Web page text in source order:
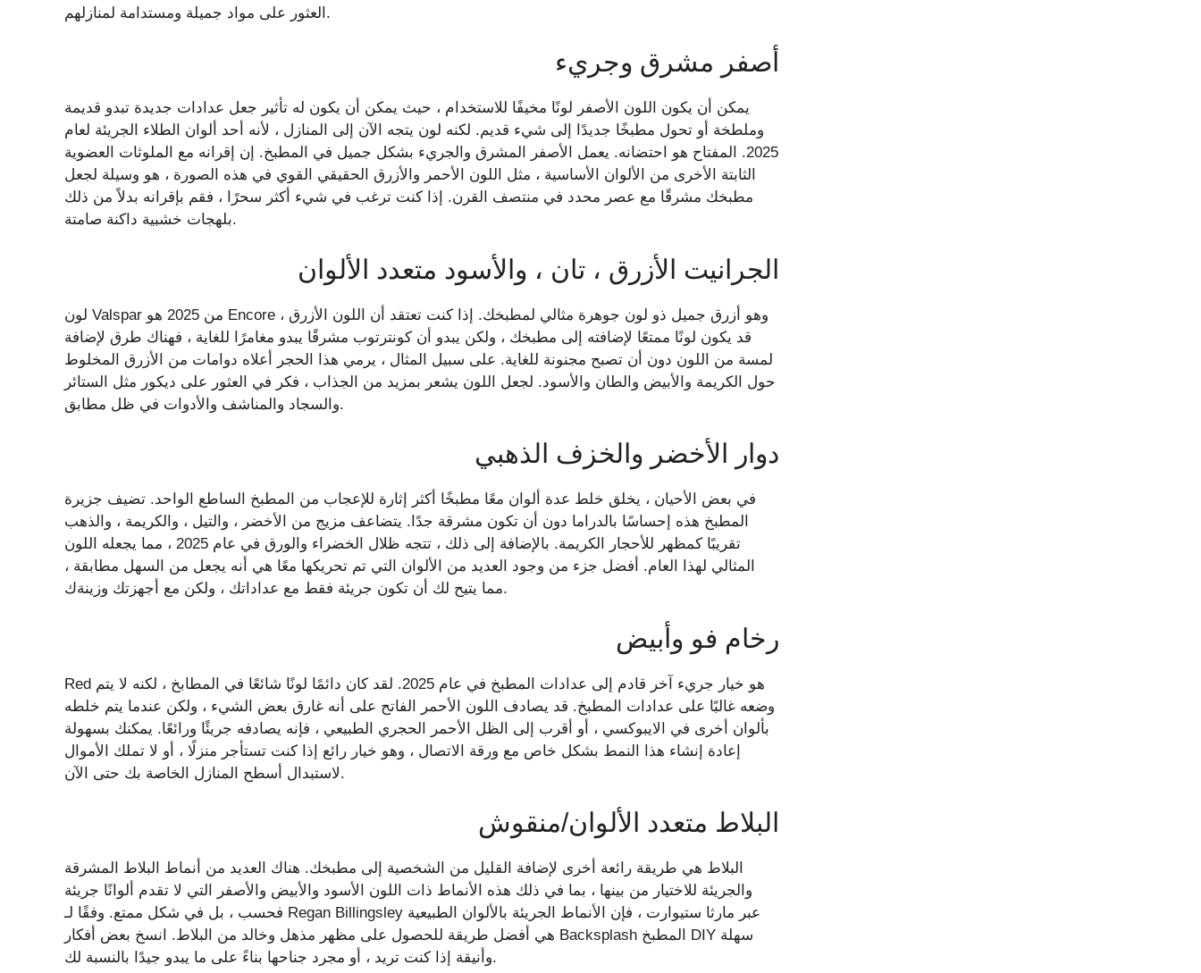
العثور على مواد جميلة ومستدامة لمنازلهم.
أصفر مشرق وجريء
يمكن أن يكون اللون الأصفر لونًا مخيفًا للاستخدام ، حيث يمكن أن يكون له تأثير جعل عدادات جديدة تبدو قديمة
وملطخة أو تحول مطبخًا جديدًا إلى شيء قديم. لكنه لون يتجه الآن إلى المنازل ، لأنه أحد ألوان الطلاء الجريئة لعام
2025. المفتاح هو احتضانه. يعمل الأصفر المشرق والجريء بشكل جميل في المطبخ. إن إقرانه مع الملوثات العضوية
الثابتة الأخرى من الألوان الأساسية ، مثل اللون الأحمر والأزرق الحقيقي القوي في هذه الصورة ، هو وسيلة لجعل
مطبخك مشرقًا مع عصر محدد في منتصف القرن. إذا كنت ترغب في شيء أكثر سحرًا ، فقم بإقرانه بدلاً من ذلك
بلهجات خشبية داكنة صامتة.
الجرانيت الأزرق ، تان ، والأسود متعدد الألوان
لون Valspar من 2025 هو Encore ، وهو أزرق جميل ذو لون جوهرة مثالي لمطبخك. إذا كنت تعتقد أن اللون الأزرق
قد يكون لونًا ممتعًا لإضافته إلى مطبخك ، ولكن يبدو أن كونترتوب مشرقًا يبدو مغامرًا للغاية ، فهناك طرق لإضافة
لمسة من اللون دون أن تصبح مجنونة للغاية. على سبيل المثال ، يرمي هذا الحجر أعلاه دوامات من الأزرق المخلوط
حول الكريمة والأبيض والطان والأسود. لجعل اللون يشعر بمزيد من الجذاب ، فكر في العثور على ديكور مثل الستائر
والسجاد والمناشف والأدوات في ظل مطابق.
دوار الأخضر والخزف الذهبي
في بعض الأحيان ، يخلق خلط عدة ألوان معًا مطبخًا أكثر إثارة للإعجاب من المطبخ الساطع الواحد. تضيف جزيرة
المطبخ هذه إحساسًا بالدراما دون أن تكون مشرقة جدًا. يتضاعف مزيج من الأخضر ، والتيل ، والكريمة ، والذهب
تقريبًا كمظهر للأحجار الكريمة. بالإضافة إلى ذلك ، تتجه ظلال الخضراء والورق في عام 2025 ، مما يجعله اللون
المثالي لهذا العام. أفضل جزء من وجود العديد من الألوان التي تم تحريكها معًا هي أنه يجعل من السهل مطابقة ،
مما يتيح لك أن تكون جريئة فقط مع عداداتك ، ولكن مع أجهزتك وزينةك.
رخام فو وأبيض
Red هو خيار جريء آخر قادم إلى عدادات المطبخ في عام 2025. لقد كان دائمًا لونًا شائعًا في المطابخ ، لكنه لا يتم
وضعه غالبًا على عدادات المطبخ. قد يصادف اللون الأحمر الفاتح على أنه غارق بعض الشيء ، ولكن عندما يتم خلطه
بألوان أخرى في الايبوكسي ، أو أقرب إلى الظل الأحمر الحجري الطبيعي ، فإنه يصادفه جريئًا ورائعًا. يمكنك بسهولة
إعادة إنشاء هذا النمط بشكل خاص مع ورقة الاتصال ، وهو خيار رائع إذا كنت تستأجر منزلًا ، أو لا تملك الأموال
لاستبدال أسطح المنازل الخاصة بك حتى الآن.
البلاط متعدد الألوان/منقوش
البلاط هي طريقة رائعة أخرى لإضافة القليل من الشخصية إلى مطبخك. هناك العديد من أنماط البلاط المشرقة
والجريئة للاختيار من بينها ، بما في ذلك هذه الأنماط ذات اللون الأسود والأبيض والأصفر التي لا تقدم ألوانًا جريئة
فحسب ، بل في شكل ممتع. وفقًا لـ Regan Billingsley عبر مارثا ستيوارت ، فإن الأنماط الجريئة بالألوان الطبيعية
هي أفضل طريقة للحصول على مظهر مذهل وخالد من البلاط. انسخ بعض أفكار Backsplash المطبخ DIY سهلة
وأنيقة إذا كنت تريد ، أو مجرد جناحها بناءً على ما يبدو جيدًا بالنسبة لك.